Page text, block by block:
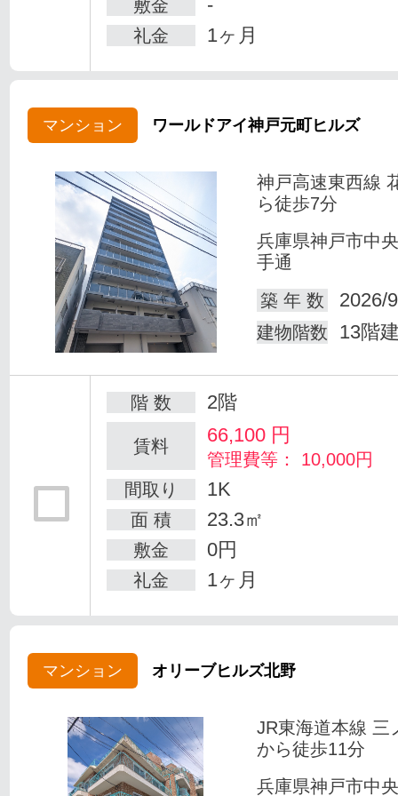
敷金 -
礼金 1ヶ月
マンション ワールドアイ神戸元町ヒルズ
神戸高速東西線
ら徒歩7分
兵庫県神戸市中
手通
築 年 数
2026/
建物階数 13階
階 数 2階
賃料 66,100 円
管理費等： 10,000円
間取り
1K
面 積 23.3㎡
敷金 0円
礼金 1ヶ月
マンション オリーブヒルズ北野
JR東海道本線 三
から徒歩11分
兵庫県神戸市中